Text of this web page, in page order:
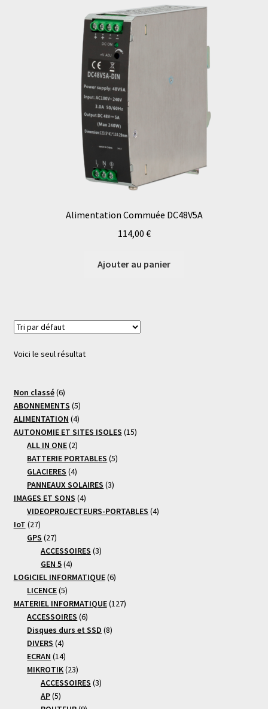
Alimentation Commuée DC48V5A
114,00 €
Ajouter au panier
Voici le seul résultat
Non classé 66
produits
ABONNEMENTS 55
produits
ALIMENTATION 44
produits
AUTONOMIE ET SITES ISOLES 1515
ALL IN ONE 22
produits
BATTERIE PORTABLES 55
GLACIERES 44
produits
PANNEAUX SOLAIRES 33
IMAGES ET SONS 44
produits
VIDEOPROJECTEURS-PORTABLES 44
IoT 2727
produits
GPS 2727
produits
ACCESSOIRES 33
GEN 5 44
produits
LOGICIEL INFORMATIQUE 66
LICENCE 55
produits
MATERIEL INFORMATIQUE 127127
ACCESSOIRES 66
produits
Disques durs et SSD 88
DIVERS 44
produits
ECRAN 1414
produits
MIKROTIK 2323
produits
ACCESSOIRES 33
AP 55